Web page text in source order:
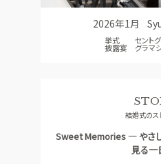
フォトギャラリー
CEREMONY
SMALL WEDDING
2026年1月
挙式 セントグ
披露宴 グラマ
結婚式のス
Sweet Memories ― やさ
見る